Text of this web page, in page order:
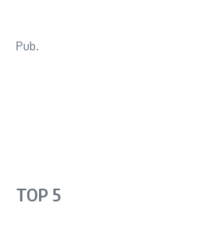
Pub.
TOP 5